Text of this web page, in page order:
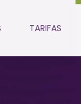
TARIFAS